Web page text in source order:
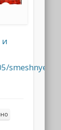
и
smeshnye-